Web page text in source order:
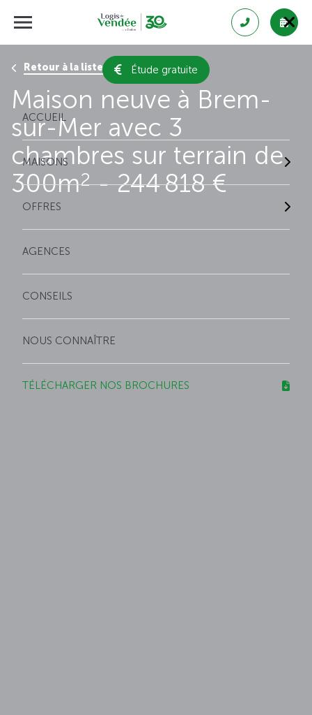
Étude gratuite
ACCUEIL
MAISONS
OFFRES
AGENCES
CONSEILS
NOUS CONNAÎTRE
TÉLÉCHARGER NOS BROCHURES
Retour à la liste des résultats
Maison neuve à Brem-
sur-Mer avec 3
chambres sur terrain de
300m2- 244 818 €